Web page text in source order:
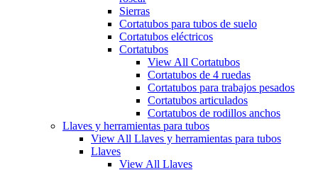
Sierras
Cortatubos para tubos de suelo
Cortatubos eléctricos
Cortatubos
View All Cortatubos
Cortatubos de 4 ruedas
Cortatubos para trabajos pesados
Cortatubos articulados
Cortatubos de rodillos anchos
Llaves y herramientas para tubos
View All Llaves y herramientas para tubos
Llaves
View All Llaves